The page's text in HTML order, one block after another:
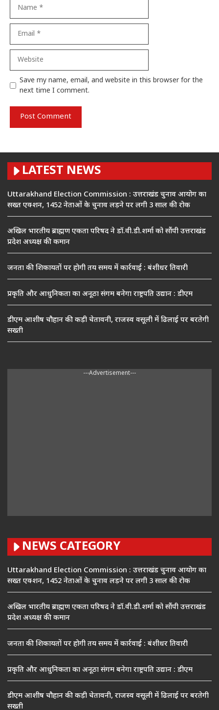
Save my name, email, and website in this browser for the
next time I comment.
LATEST NEWS
Uttarakhand Election Commission : उत्तराखंड चुनाव आयोग का
सख्त एक्शन, 1452 नेताओं के चुनाव लड़ने पर लगी 3 साल की रोक
अखिल भारतीय ब्राह्मण एकता परिषद ने डॉ.वी.डी.शर्मा को सौंपी उत्तराखंड
प्रदेश अध्यक्ष की कमान
जनता की शिकायतों पर होगी तय समय में कार्रवाई : बंशीधर तिवारी
प्रकृति और आधुनिकता का अनूठा संगम बनेगा राष्ट्रपति उद्यान : डीएम
डीएम आशीष चौहान की कड़ी चेतावनी, राजस्व वसूली में ढिलाई पर बरतेगी
सख्ती
---Advertisement---
NEWS CATEGORY
Uttarakhand Election Commission : उत्तराखंड चुनाव आयोग का
सख्त एक्शन, 1452 नेताओं के चुनाव लड़ने पर लगी 3 साल की रोक
अखिल भारतीय ब्राह्मण एकता परिषद ने डॉ.वी.डी.शर्मा को सौंपी उत्तराखंड
प्रदेश अध्यक्ष की कमान
जनता की शिकायतों पर होगी तय समय में कार्रवाई : बंशीधर तिवारी
प्रकृति और आधुनिकता का अनूठा संगम बनेगा राष्ट्रपति उद्यान : डीएम
डीएम आशीष चौहान की कड़ी चेतावनी, राजस्व वसूली में ढिलाई पर बरतेगी
सख्ती